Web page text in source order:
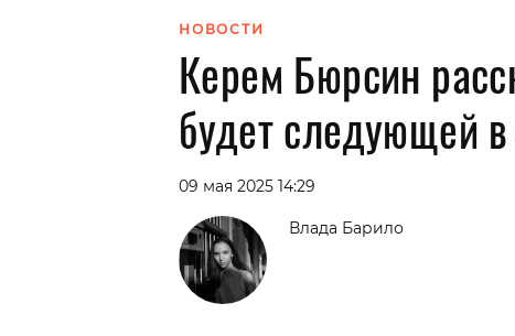
ИНТЕРВЬЮ
ПОКОЛЕНИЕ
НОВОСТИ
Керем Бюрсин
будет следующей
09 мая 2025 14:29
Влада Барило